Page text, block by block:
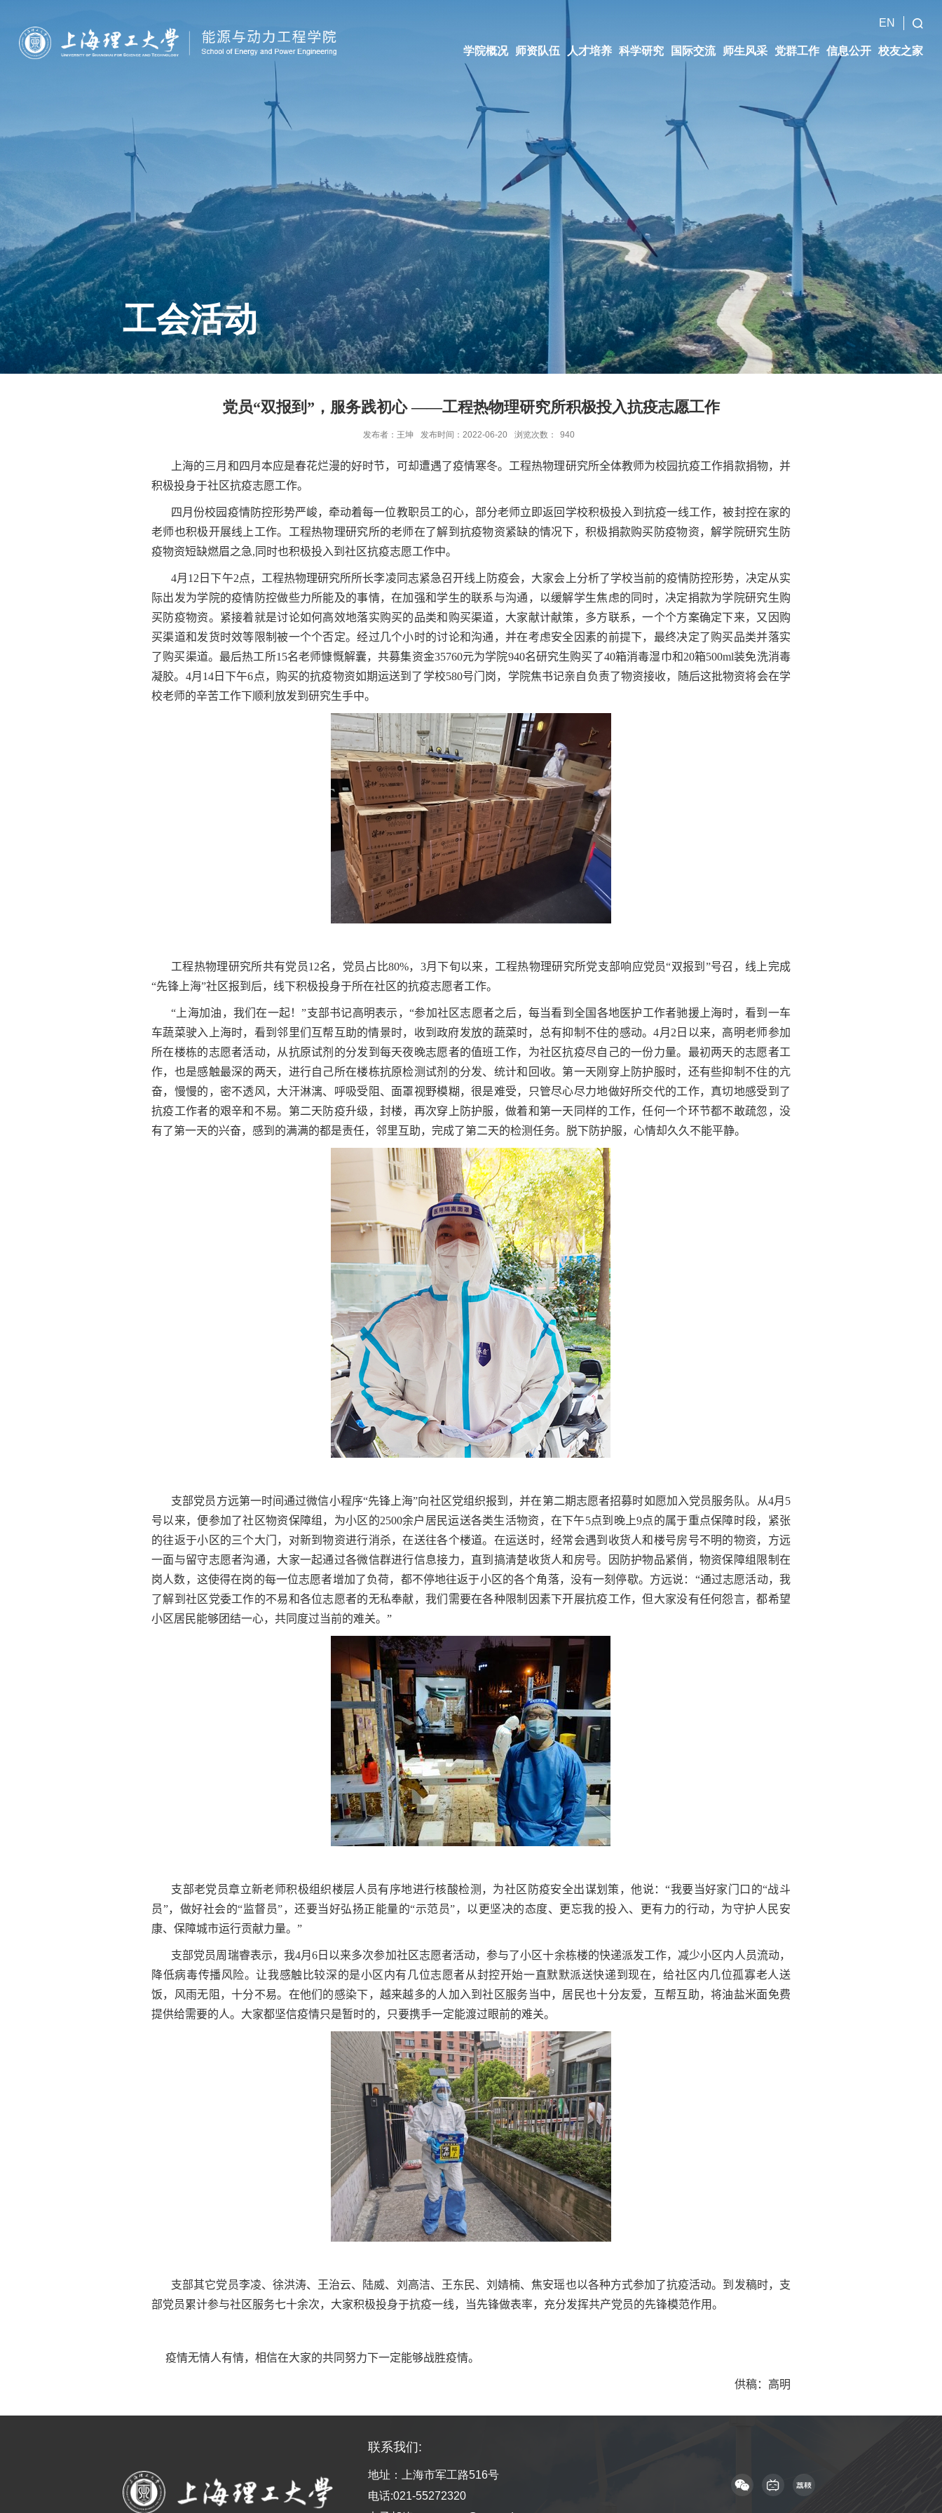
EN
学院概况 师资队伍 人才培养 科学研究 国际交流 师生风采 党群工作 信息公开 校友之家
工会活动
党员“双报到”，服务践初心 ——工程热物理研究所积极投入抗疫志愿工作
发布者：王坤 发布时间：2022-06-20 浏览次数： 940
上海的三月和四月本应是春花烂漫的好时节，可却遭遇了疫情寒冬。工程热物理研究所全体教师为校园抗疫工作捐款捐物，并
积极投身于社区抗疫志愿工作。
四月份校园疫情防控形势严峻，牵动着每一位教职员工的心，部分老师立即返回学校积极投入到抗疫一线工作，被封控在家的
老师也积极开展线上工作。工程热物理研究所的老师在了解到抗疫物资紧缺的情况下，积极捐款购买防疫物资，解学院研究生防
疫物资短缺燃眉之急, 同时也积极投入到社区抗疫志愿工作中。
4月 12 日下午2点，工程热物理研究所所长李凌同志紧急召开线上防疫会，大家会上分析了学校当前的疫情防控形势，决定从实
际出发为学院的疫情防控做些力所能及的事情，在加强和学生的联系与沟通，以缓解学生焦虑的同时，决定捐款为学院研究生购
买防疫物资。紧接着就是讨论如何高效地落实购买的品类和购买渠道，大家献计献策，多方联系，一个个方案确定下来，又因购
买渠道和发货时效等限制被一个个否定。经过几个小时的讨论和沟通，并在考虑安全因素的前提下，最终决定了购买品类并落实
了购买渠道。最后热工所15名老师慷慨解囊，共募集资金35760元为学院940名研究生购买了40箱消毒湿巾和20箱500ml装免洗消毒
凝胶。 4月 14日下午6点，购买的抗疫物资如期运送到了学校580号门岗，学院焦书记亲自负责了物资接收，随后这批物资将会在学
校老师的辛苦工作下顺利放发到研究生手中。
工程热物理研究所共有党员12名，党员占比80%， 3月下旬以来，工程热物理研究所党支部响应党员“双报到”号召，线上完成
“先锋上海”社区报到后，线下积极投身于所在社区的抗疫志愿者工作。
“上海加油，我们在一起！”支部书记高明表示，“参加社区志愿者之后，每当看到全国各地医护工作者驰援上海时，看到一车
车蔬菜驶入上海时，看到邻里们互帮互助的情景时，收到政府发放的蔬菜时，总有抑制不住的感动。4月 2 日以来，高明老师参加
所在楼栋的志愿者活动，从抗原试剂的分发到每天夜晚志愿者的值班工作，为社区抗疫尽自己的一份力量。最初两天的志愿者工
作，也是感触最深的两天，进行自己所在楼栋抗原检测试剂的分发、统计和回收。第一天刚穿上防护服时，还有些抑制不住的亢
奋，慢慢的，密不透风，大汗淋漓、呼吸受阻、面罩视野模糊，很是难受，只管尽心尽力地做好所交代的工作，真切地感受到了
抗疫工作者的艰辛和不易。第二天防疫升级，封楼，再次穿上防护服，做着和第一天同样的工作，任何一个环节都不敢疏忽，没
有了第一天的兴奋，感到的满满的都是责任，邻里互助，完成了第二天的检测任务。脱下防护服，心情却久久不能平静。
支部党员方远第一时间通过微信小程序“先锋上海”向社区党组织报到，并在第二期志愿者招募时如愿加入党员服务队。从4月 5
号以来，便参加了社区物资保障组，为小区的2500余户居民运送各类生活物资，在下午5点到晚上9点的属于重点保障时段，紧张
的往返于小区的三个大门，对新到物资进行消杀，在送往各个楼道。在运送时，经常会遇到收货人和楼号房号不明的物资，方远
一面与留守志愿者沟通，大家一起通过各微信群进行信息接力，直到搞清楚收货人和房号。因防护物品紧俏，物资保障组限制在
岗人数，这使得在岗的每一位志愿者增加了负荷，都不停地往返于小区的各个角落，没有一刻停歇。方远说：“通过志愿活动，我
了解到社区党委工作的不易和各位志愿者的无私奉献，我们需要在各种限制因素下开展抗疫工作，但大家没有任何怨言，都希望
小区居民能够团结一心，共同度过当前的难关。”
支部老党员章立新老师积极组织楼层人员有序地进行核酸检测，为社区防疫安全出谋划策，他说：“我要当好家门口的“战斗
员”，做好社会的“监督员”，还要当好弘扬正能量的“示范员”，以更坚决的态度、更忘我的投入、更有力的行动，为守护人民安
康、保障城市运行贡献力量。”
支部党员周瑞睿表示，我4月6 日以来多次参加社区志愿者活动，参与了小区十余栋楼的快递派发工作，减少小区内人员流动，
降低病毒传播风险。让我感触比较深的是小区内有几位志愿者从封控开始一直默默派送快递到现在，给社区内几位孤寡老人送
饭，风雨无阻，十分不易。在他们的感染下，越来越多的人加入到社区服务当中，居民也十分友爱，互帮互助，将油盐米面免费
提供给需要的人。大家都坚信疫情只是暂时的，只要携手一定能渡过眼前的难关。
支部其它党员李凌、徐洪涛、王治云、陆威、刘高洁、王东民、刘婧楠、焦安瑶也以各种方式参加了抗疫活动。到发稿时，支
部党员累计参与社区服务七十余次，大家积极投身于抗疫一线，当先锋做表率，充分发挥共产党员的先锋模范作用。
疫情无情人有情，相信在大家的共同努力下一定能够战胜疫情。
供稿：高明
联系我们:
地址：上海市军工路516号
电话:021-55272320